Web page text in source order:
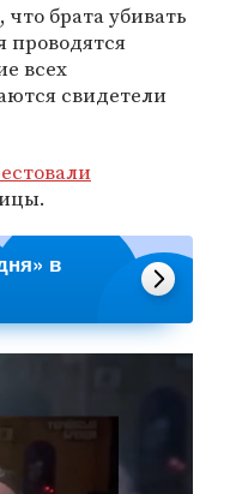
брата убивать
проводятся
всех
свидетели
в